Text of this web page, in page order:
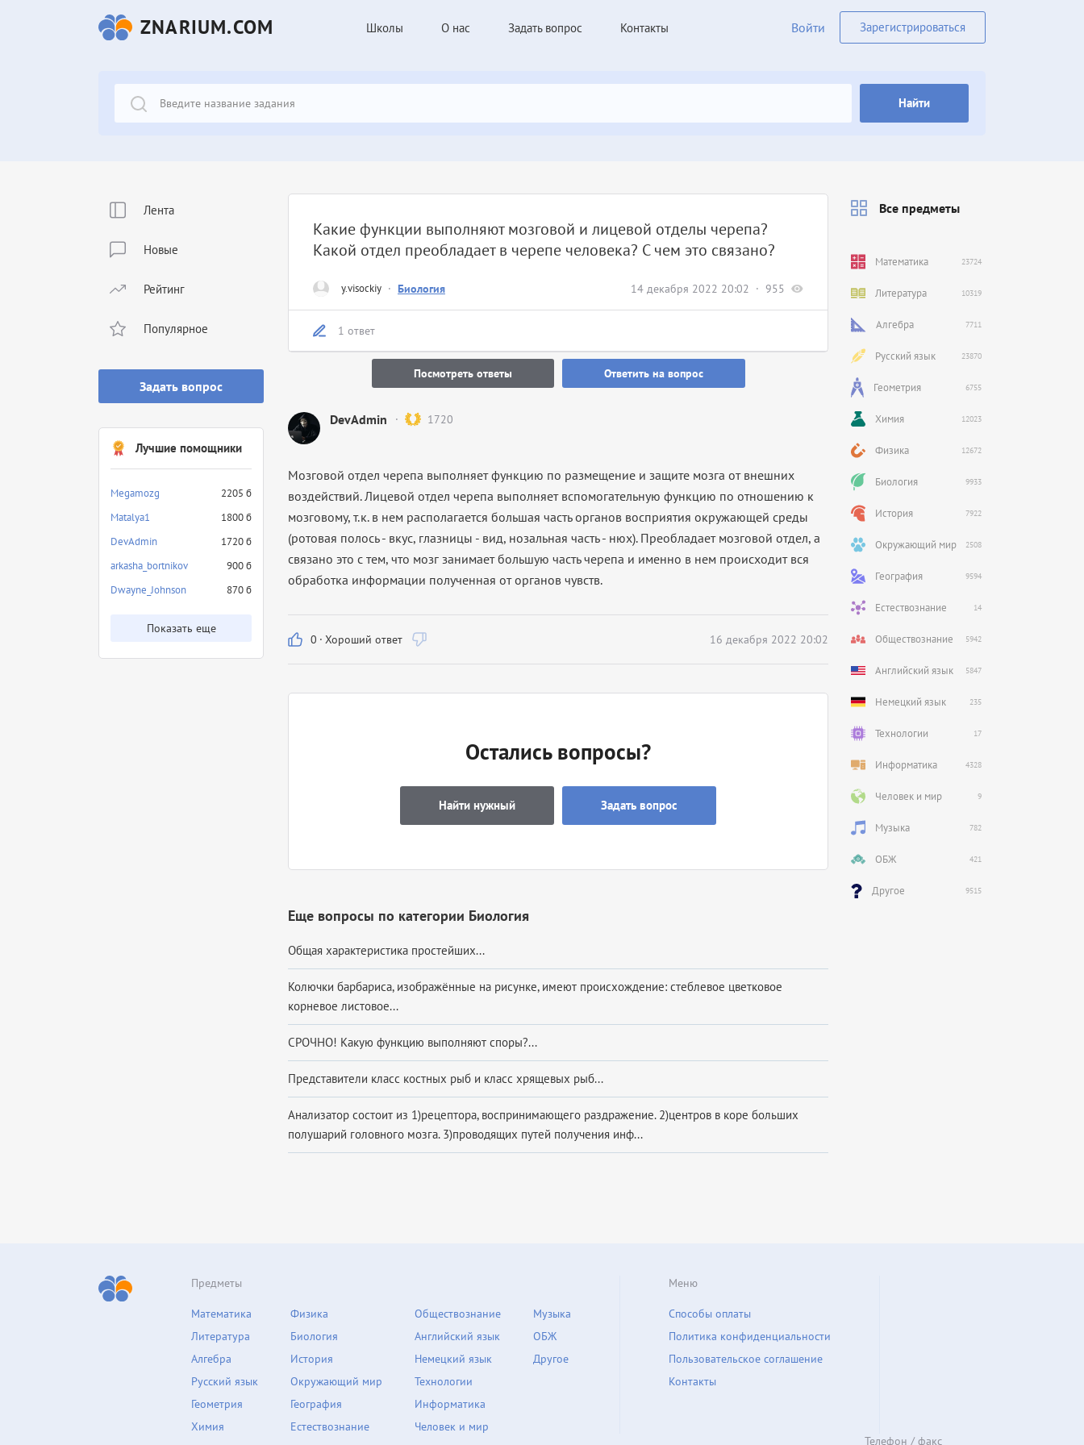
ZNARIUM.COM Школы О нас Задать вопрос Контакты Войти Зарегистрироваться
Найти
Лента
Новые
Рейтинг
Популярное
Задать вопрос
Лучшие помощники
Megamozg
2205 б
Matalya1
1800 б
DevAdmin
1720 б
arkasha_bortnikov
900 б
Dwayne_Johnson
870 б
Показать еще
y.visockiy · Биология 14 декабря 2022 20:02 955
Какие функции выполняют мозговой и лицевой отделы черепа?
Какой отдел преобладает в черепе человека? С чем это связано?
1 ответ
Посмотреть ответы Ответить на вопрос
DevAdmin 1720
Мозговой отдел черепа выполняет функцию по размещение и защите мозга от внешних
воздействий. Лицевой отдел черепа выполняет вспомогательную функцию по отношению к
мозговому, т.к. в нем располагается большая часть органов восприятия окружающей среды
(ротовая полось - вкус, глазницы - вид, нозальная часть - нюх). Преобладает мозговой отдел, а
связано это с тем, что мозг занимает большую часть черепа и именно в нем происходит вся
обработка информации полученная от органов чувств.
0 · Хороший ответ 16 декабря 2022 20:02
Остались вопросы?
Найти нужный Задать вопрос
Еще вопросы по категории Биология
Общая характеристика простейших...
Колючки барбариса, изображённые на рисунке, имеют происхождение: стеблевое цветковое
корневое листовое...
СРОЧНО! Какую функцию выполняют споры?...
Представители класс костных рыб и класс хрящевых рыб...
Анализатор состоит из 1)рецептора, воспринимающего раздражение. 2)центров в коре больших
полушарий головного мозга. 3)проводящих путей получения инф...
Все предметы
Математика 23724
Литература 10319
Алгебра 7711
Русский язык 23870
Геометрия 6755
Химия 12023
Физика 12672
Биология 9933
История 7922
Окружающий мир 2508
География 9594
Естествознание 14
Обществознание 5942
Английский язык 5847
Немецкий язык 235
Технологии 17
Информатика 4328
Человек и мир 9
Музыка 782
ОБЖ 421
Другое 9515
Предметы
Математика
Литература
Алгебра
Русский язык
Геометрия
Химия
Физика
Биология
История
Окружающий мир
География
Естествознание
Обществознание
Английский язык
Немецкий язык
Технологии
Информатика
Человек и мир
Музыка
ОБЖ
Другое
Меню
Способы оплаты
Политика конфиденциальности
Пользовательское соглашение
Контакты
Телефон / факс